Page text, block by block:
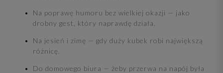
Na poprawę humoru bez wielkiej okazji — jako
drobny gest, który naprawdę działa.
Na jesień i zimę — gdy duży kubek robi największą
różnicę.
Do domowego biura — żeby przerwa na napój była